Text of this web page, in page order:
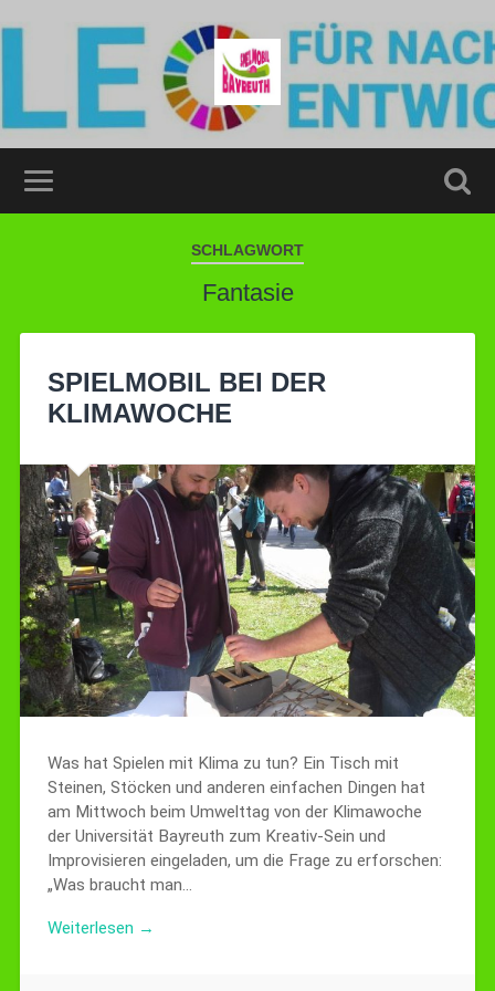
SCHLAGWORT
Fantasie
SPIELMOBIL BEI DER
KLIMAWOCHE
Was hat Spielen mit Klima zu tun? Ein Tisch mit
Steinen, Stöcken und anderen einfachen Dingen hat
am Mittwoch beim Umwelttag von der Klimawoche
der Universität Bayreuth zum Kreativ-Sein und
Improvisieren eingeladen, um die Frage zu erforschen:
„Was braucht man…
Weiterlesen →